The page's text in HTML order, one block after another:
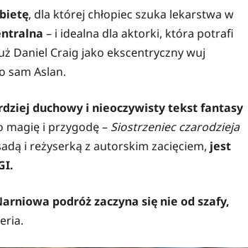
, dla której chłopiec szuka lekarstwa w
– i idealna dla aktorki, która potrafi
Daniel Craig jako ekscentryczny wuj
sam Aslan.
duchowy i nieoczywisty tekst fantasy
magię i przygodę – Siostrzeniec czarodzieja
i reżyserką z autorskim zacięciem, jest
podróż zaczyna się nie od szafy,